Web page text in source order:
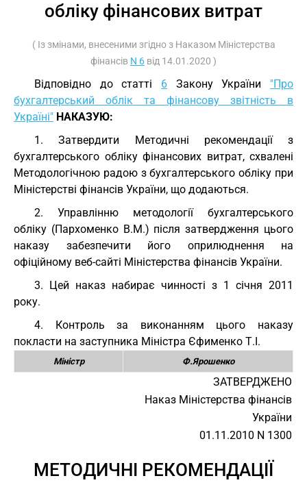
обліку фінансових витрат
( Із змінами, внесеними згідно з Наказом Міністерства
фінансів N 6 від 14.01.2020 )
Відповідно до статті 6 Закону України "Про
бухгалтерський облік та фінансову звітність в
Україні" НАКАЗУЮ:
1. Затвердити Методичні рекомендації з
бухгалтерського обліку фінансових витрат, схвалені
Методологічною радою з бухгалтерського обліку при
Міністерстві фінансів України, що додаються.
2. Управлінню методології бухгалтерського
обліку (Пархоменко В.М.) після затвердження цього
наказу забезпечити його оприлюднення на
офіційному веб-сайті Міністерства фінансів України.
3. Цей наказ набирає чинності з 1 січня 2011
року.
4. Контроль за виконанням цього наказу
покласти на заступника Міністра Єфименко Т.І.
Міністр Ф.Ярошенко
ЗАТВЕРДЖЕНО
Наказ Міністерства фінансів
України
01.11.2010 N 1300
МЕТОДИЧНІ РЕКОМЕНДАЦІЇ